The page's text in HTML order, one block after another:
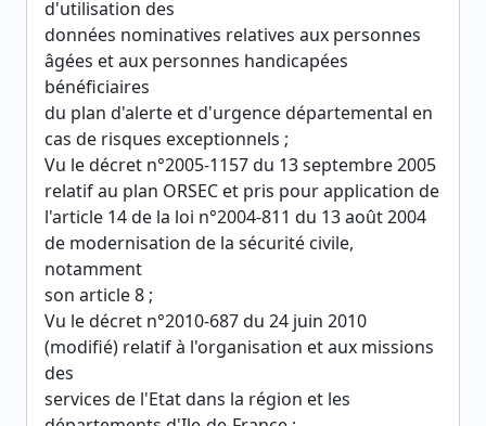
d'utilisation des
données nominatives relatives aux personnes
âgées et aux personnes handicapées
bénéficiaires
du plan d'alerte et d'urgence départemental en
cas de risques exceptionnels ;
Vu le décret n°2005-1157 du 13 septembre 2005
relatif au plan ORSEC et pris pour application de
l'article 14 de la loi n°2004-811 du 13 août 2004
de modernisation de la sécurité civile,
notamment
son article 8 ;
Vu le décret n°2010-687 du 24 juin 2010
(modifié) relatif à l'organisation et aux missions
des
services de l'Etat dans la région et les